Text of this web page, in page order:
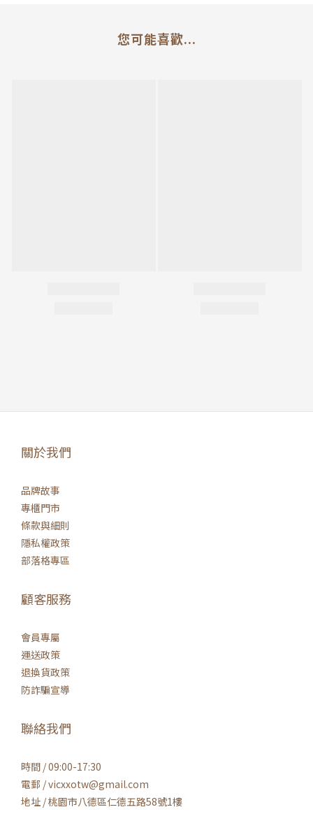
您可能喜歡...
關於我們
品牌故事
專櫃門市
條款與細則
隱私權政策
部落格專區
顧客服務
會員專屬
運送政策
退換貨政策
防詐騙宣導
聯絡我們
時間 / 09:00-17:30
電郵 / vicxxotw@gmail.com
地址 / 桃園市八德區仁德五路58號1樓